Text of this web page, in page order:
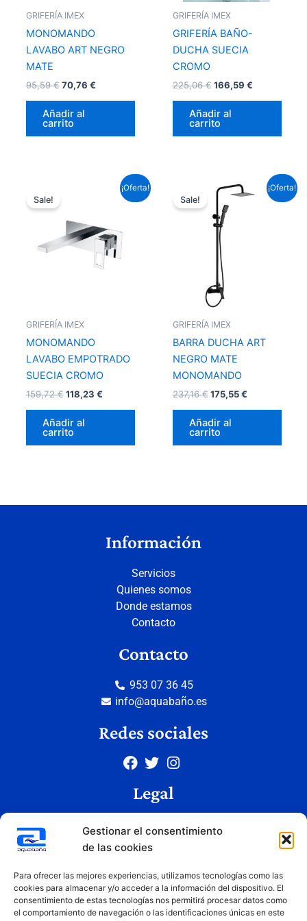
Gestionar el consentimiento
de las cookies
Para ofrecer las mejores experiencias, utilizamos tecnologías como las
cookies para almacenar y/o acceder a la información del dispositivo. El
consentimiento de estas tecnologías nos permitirá procesar datos como
el comportamiento de navegación o las identificaciones únicas en este
GRIFERÍA IMEX
MONOMANDO
LAVABO ART NEGRO
MATE
95,59€ 70,76 €
Añadir al
carrito
GRIFERÍA IMEX
GRIFERÍA BAÑO-
DUCHA SUECIA
CROMO
225,06€ 166,59 €
Añadir al
carrito
¡Oferta!
Sale!
GRIFERÍA IMEX
MONOMANDO
LAVABO EMPOTRADO
SUECIA CROMO
159,72€
era:
159,72 €.
118,23 €
precio
118,23 €.
Añadir al
carrito
¡Oferta!
Sale!
GRIFERÍA IMEX
BARRA DUCHA ART
NEGRO MATE
MONOMANDO
237,16€
precio
original
era:
237,16 €.
175,55€
precio
Añadir al
carrito
Información
Servicios
Quienes somos
Donde estamos
Contacto
Contacto
953 07 36 45
info@aquabaño.es
Redes sociales
Legal
Política de privacidad
Condiciones de uso
Copyright © 2026 Aquabaño | Todos los derechos reservados